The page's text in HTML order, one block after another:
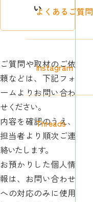
よくあるご質問
Instagram
Threads
い
ご質問や取材のご依
頼などは、下記フォ
ームよりお問い合わ
せください。
内容を確認のうえ、
担当者より順次ご連
絡いたします。
お預かりした個人情
報は、お問い合わせ
への対応のみに使用